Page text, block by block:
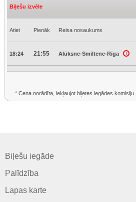
Biļešu izvēle
Atiet Pienāk Reisa nosaukums
18:24 21:55 Alūksne-Smiltene-Rīga
* Cena norādīta, iekļaujot biļetes iegādes komisiju
Biļešu iegāde
Palīdzība
Lapas karte